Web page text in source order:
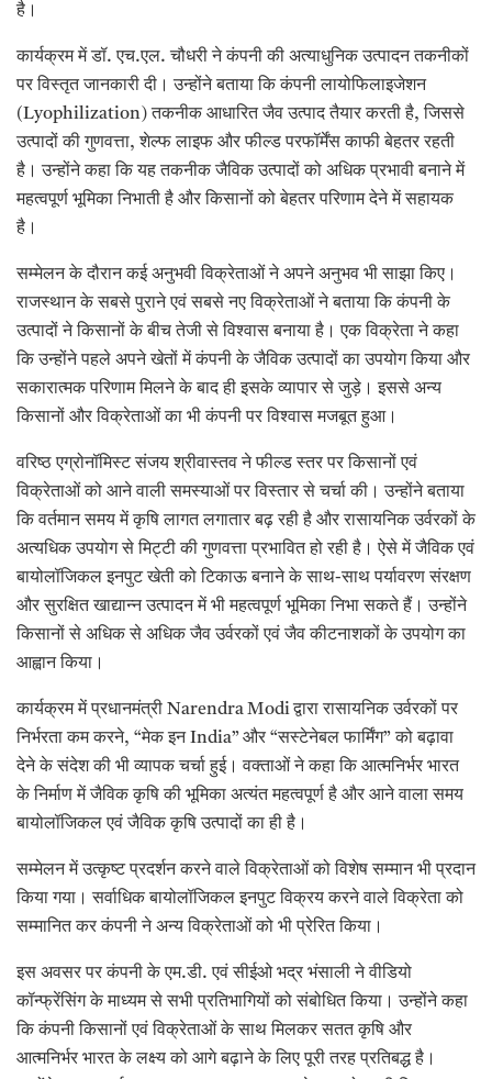
है।
कार्यक्रम में डॉ. एच.एल. चौधरी ने कंपनी की अत्याधुनिक उत्पादन तकनीकों
पर विस्तृत जानकारी दी। उन्होंने बताया कि कंपनी लायोफिलाइजेशन
(Lyophilization) तकनीक आधारित जैव उत्पाद तैयार करती है, जिससे
उत्पादों की गुणवत्ता, शेल्फ लाइफ और फील्ड परफॉर्मेंस काफी बेहतर रहती
है। उन्होंने कहा कि यह तकनीक जैविक उत्पादों को अधिक प्रभावी बनाने में
महत्वपूर्ण भूमिका निभाती है और किसानों को बेहतर परिणाम देने में सहायक
है।
सम्मेलन के दौरान कई अनुभवी विक्रेताओं ने अपने अनुभव भी साझा किए।
राजस्थान के सबसे पुराने एवं सबसे नए विक्रेताओं ने बताया कि कंपनी के
उत्पादों ने किसानों के बीच तेजी से विश्वास बनाया है। एक विक्रेता ने कहा
कि उन्होंने पहले अपने खेतों में कंपनी के जैविक उत्पादों का उपयोग किया और
सकारात्मक परिणाम मिलने के बाद ही इसके व्यापार से जुड़े। इससे अन्य
किसानों और विक्रेताओं का भी कंपनी पर विश्वास मजबूत हुआ।
वरिष्ठ एग्रोनॉमिस्ट संजय श्रीवास्तव ने फील्ड स्तर पर किसानों एवं
विक्रेताओं को आने वाली समस्याओं पर विस्तार से चर्चा की। उन्होंने बताया
कि वर्तमान समय में कृषि लागत लगातार बढ़ रही है और रासायनिक उर्वरकों के
अत्यधिक उपयोग से मिट्टी की गुणवत्ता प्रभावित हो रही है। ऐसे में जैविक एवं
बायोलॉजिकल इनपुट खेती को टिकाऊ बनाने के साथ-साथ पर्यावरण संरक्षण
और सुरक्षित खाद्यान्न उत्पादन में भी महत्वपूर्ण भूमिका निभा सकते हैं। उन्होंने
किसानों से अधिक से अधिक जैव उर्वरकों एवं जैव कीटनाशकों के उपयोग का
आह्वान किया।
कार्यक्रम में प्रधानमंत्री Narendra Modi द्वारा रासायनिक उर्वरकों पर
निर्भरता कम करने, “मेक इन India” और “सस्टेनेबल फार्मिंग” को बढ़ावा
देने के संदेश की भी व्यापक चर्चा हुई। वक्ताओं ने कहा कि आत्मनिर्भर भारत
के निर्माण में जैविक कृषि की भूमिका अत्यंत महत्वपूर्ण है और आने वाला समय
बायोलॉजिकल एवं जैविक कृषि उत्पादों का ही है।
सम्मेलन में उत्कृष्ट प्रदर्शन करने वाले विक्रेताओं को विशेष सम्मान भी प्रदान
किया गया। सर्वाधिक बायोलॉजिकल इनपुट विक्रय करने वाले विक्रेता को
सम्मानित कर कंपनी ने अन्य विक्रेताओं को भी प्रेरित किया।
इस अवसर पर कंपनी के एम.डी. एवं सीईओ भद्र भंसाली ने वीडियो
कॉन्फ्रेंसिंग के माध्यम से सभी प्रतिभागियों को संबोधित किया। उन्होंने कहा
कि कंपनी किसानों एवं विक्रेताओं के साथ मिलकर सतत कृषि और
आत्मनिर्भर भारत के लक्ष्य को आगे बढ़ाने के लिए पूरी तरह प्रतिबद्ध है।